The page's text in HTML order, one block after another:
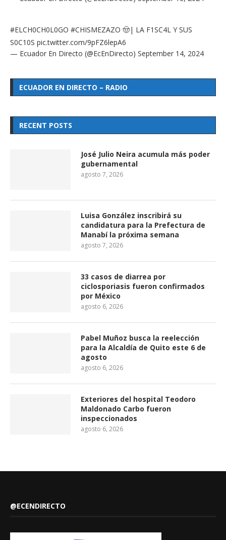
#ELCH0CH0L0GO #CHISMEZAZO 🤠| LA F1SC4L Y SUS
S0C10S pic.twitter.com/9pFZ6lepA6
— Ecuador En Directo (@EcEnDirecto) September 14, 2024
ECUADOR EN DIRECTO – RADIO
RECENT POSTS
José Julio Neira acumula más poder
gubernamental
agosto 7, 2026
Luisa González inscribirá su
candidatura para la Prefectura de
Manabí la próxima semana
agosto 7, 2026
33 casos de diarrea por
ciclosporiasis fueron confirmados
por México
agosto 6, 2026
Pabel Muñoz busca la reelección
para la Alcaldía de Quito este 6 de
agosto
agosto 6, 2026
Exteriores del hospital Teodoro
Maldonado Carbo fueron
inspeccionados
agosto 6, 2026
@ECENDIRECTO